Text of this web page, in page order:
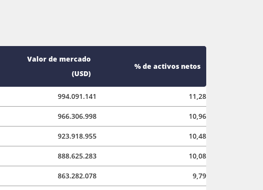
Valor de mercado
(USD)
% de activos netos
994.091.141 11,28
966.306.998 10,96
923.918.955 10,48
888.625.283 10,08
863.282.078 9,79